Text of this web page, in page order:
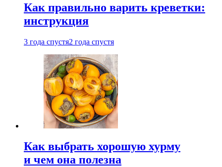
Как правильно варить креветки:
инструкция
3 года спустя2 года спустя
Как выбрать хорошую хурму
и чем она полезна